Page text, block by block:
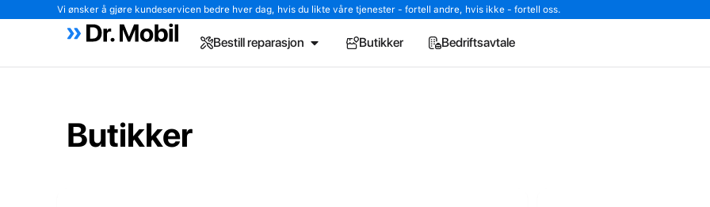
Vi ønsker å gjøre kundeservicen bedre hver dag, hvis du likte våre tjenester - fortell andre, hvis ikke - fortell oss.
Bestill reparasjon Butikker Bedriftsavtale
Butikker